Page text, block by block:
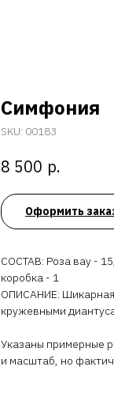
Симфония
SKU: 00183
8 500 р.
Оформить
СОСТАВ: Роза вау -
коробка - 1
ОПИСАНИЕ: Шикарная
кружевными
Указаны примерные
и масштаб, но